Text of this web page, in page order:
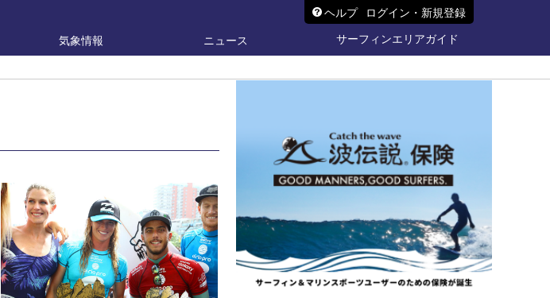
ヘルプ ログイン・新規登録
気象情報 ニュース
サーフィンエリアガイド